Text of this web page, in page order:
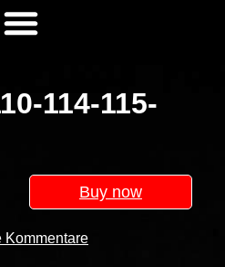
114-115-
Buy now
Kommentare